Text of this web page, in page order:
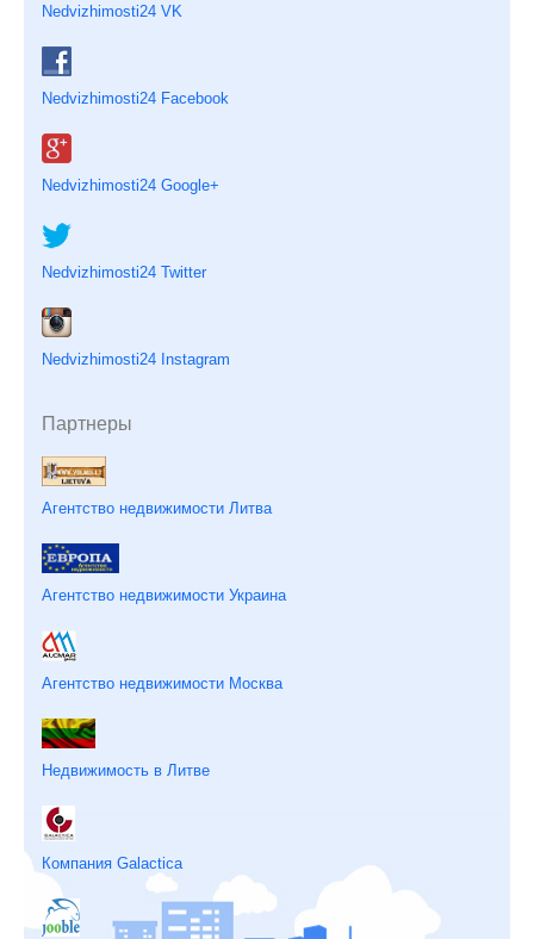
Nedvizhimosti24 VK
Nedvizhimosti24 Facebook
Nedvizhimosti24 Google+
Nedvizhimosti24 Twitter
Nedvizhimosti24 Instagram
Партнеры
Агентство недвижимости Литва
Агентство недвижимости Украина
Агентство недвижимости Москва
Недвижимость в Литве
Компания Galactica